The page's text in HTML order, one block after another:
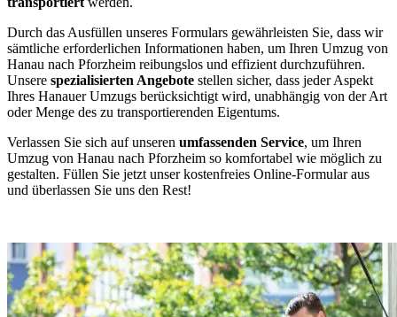
Durch das Ausfüllen unseres Formulars gewährleisten Sie, dass wir
sämtliche erforderlichen Informationen haben, um Ihren Umzug von
Hanau nach Pforzheim reibungslos und effizient durchzuführen.
Unsere spezialisierten Angebote stellen sicher, dass jeder Aspekt
Ihres Hanauer Umzugs berücksichtigt wird, unabhängig von der Art
oder Menge des zu transportierenden Eigentums.
Verlassen Sie sich auf unseren umfassenden Service, um Ihren
Umzug von Hanau nach Pforzheim so komfortabel wie möglich zu
gestalten. Füllen Sie jetzt unser kostenfreies Online-Formular aus
und überlassen Sie uns den Rest!